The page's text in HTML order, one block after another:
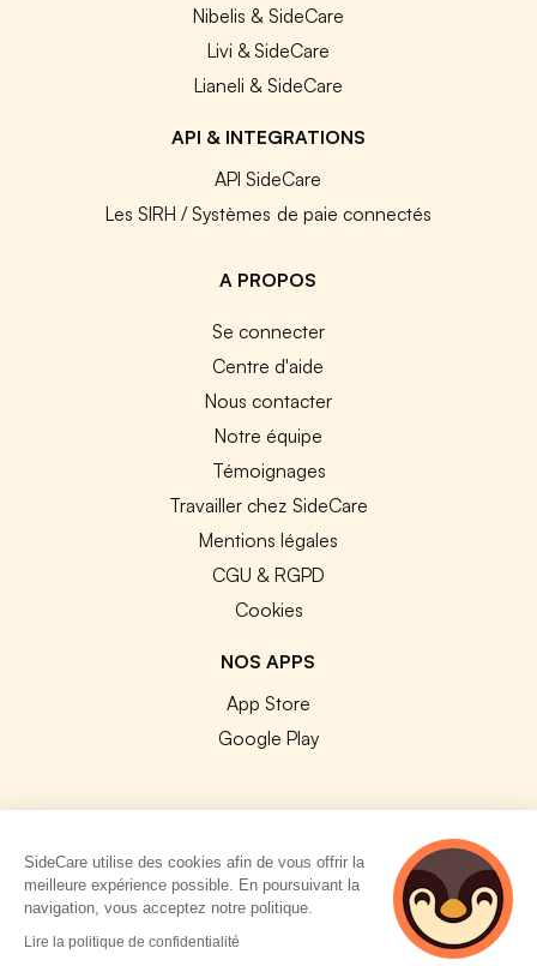
Nibelis & SideCare
Livi & SideCare
Lianeli & SideCare
API & INTEGRATIONS
API SideCare
Les SIRH / Systèmes de paie connectés
A PROPOS
Se connecter
Centre d'aide
Nous contacter
Notre équipe
Témoignages
Travailler chez SideCare
Mentions légales
CGU & RGPD
Cookies
NOS APPS
App Store
Google Play
© 2026 SideCare. Tous droits réservés.
SideCare utilise des cookies afin de vous offrir la
meilleure expérience possible. En poursuivant la
navigation, vous acceptez notre politique.
Lire la politique de confidentialité
2 personnes
consultent